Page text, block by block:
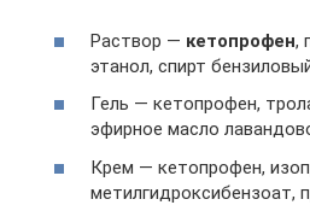
Раствор — кетопрофен,
этанол, спирт
Гель — кетопрофен,
эфирное масло
Крем — кетопрофен,
метилгидроксибензоат,